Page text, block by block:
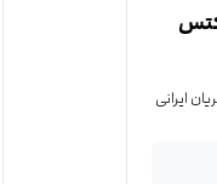
ایرانی